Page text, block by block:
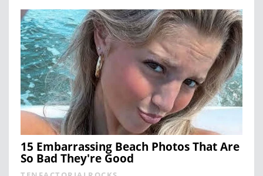
15 Embarrassing Beach Photos That Are
So Bad They're Good